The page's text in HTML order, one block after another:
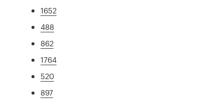
1652
488
862
1764
520
897